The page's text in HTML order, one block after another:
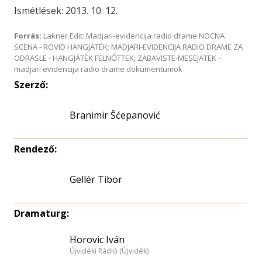
Ismétlések: 2013. 10. 12.
Forrás: Lakner Edit: Madjari-evidencija radio drame NOCNA
SCENA - RÖVID HANGJÁTÉK; MADJARI-EVIDENCIJA RADIO DRAME ZA
ODRASLE - HANGJÁTÉK FELNŐTTEK; ZABAVISTE-MESEJATEK -
madjari evidencija radio drame dokumentumok
Szerző:
Branimir Šćepanović
Rendező:
Gellér Tibor
Dramaturg:
Horovic Iván
Újvidéki Rádió (Újvidék)